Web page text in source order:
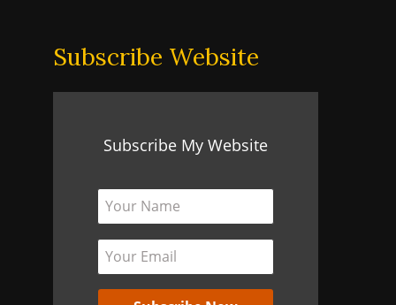
Subscribe Website
Subscribe My Website